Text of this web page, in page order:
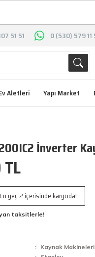
51 51 0 (530) 579 11
Aletleri Yapı Market
İnverter
En geç 2 içerisinde kargoda!
taksitlerle!
Kaynak Makineleri